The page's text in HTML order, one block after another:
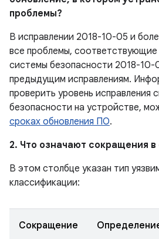
проблемы?
В исправлении 2018-10-05 и
все проблемы, соответствующие
системы безопасности 2018-10-
предыдущим исправлениям.
проверить уровень исправления
безопасности на устройстве,
сроках обновления ПО.
2. Что означают сокращения в
В этом столбце указан тип
классификации:
Сокращение